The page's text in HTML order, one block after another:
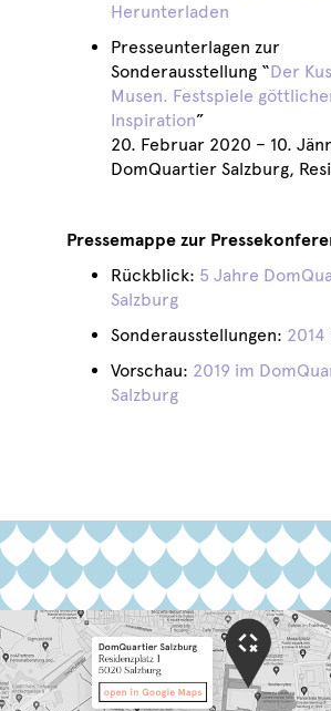
Herunterladen
Presseunterlagen zur
Sonderausstellung “Der
Musen. Festspiele
Inspiration”
20. Februar 2020 – 10.
DomQuartier Salzburg,
Pressemappe zur
Rückblick: 5 Jahre
Salzburg
Sonderausstellungen: 2014
Vorschau: 2019 im
Salzburg